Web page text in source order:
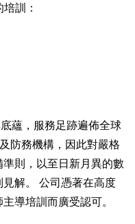
訓：
蘊，服務足跡遍佈全球
防務機構，因此對嚴格
則，以至日新月異的數
解。 公司憑著在高度
導培訓而廣受認可。